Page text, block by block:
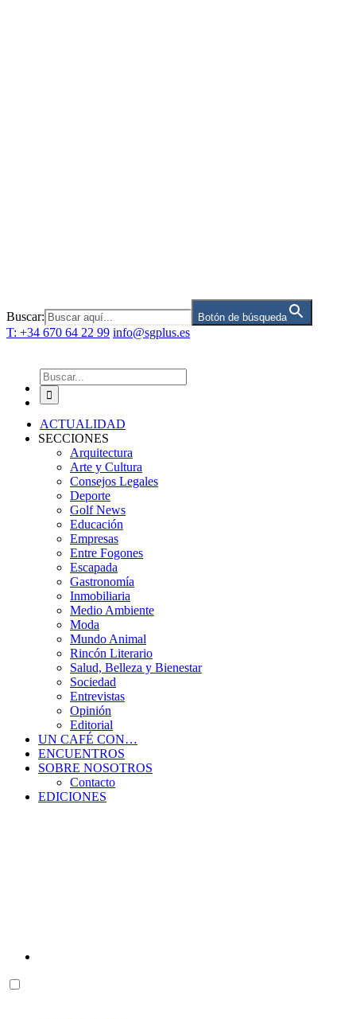
Buscar: Botón de búsqueda
T: +34 670 64 22 99 info@sgplus.es
Buscar:
ACTUALIDAD
SECCIONES
Arquitectura
Arte y Cultura
Consejos Legales
Deporte
Golf News
Educación
Empresas
Entre Fogones
Escapada
Gastronomía
Inmobiliaria
Medio Ambiente
Moda
Mundo Animal
Rincón Literario
Salud, Belleza y Bienestar
Sociedad
Entrevistas
Opinión
Editorial
UN CAFÉ CON…
ENCUENTROS
SOBRE NOSOTROS
Contacto
EDICIONES